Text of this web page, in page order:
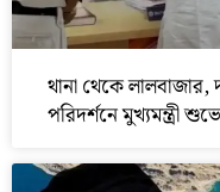
থানা থেকে
পরিদর্শনে মুখ্যমন্ত্রী